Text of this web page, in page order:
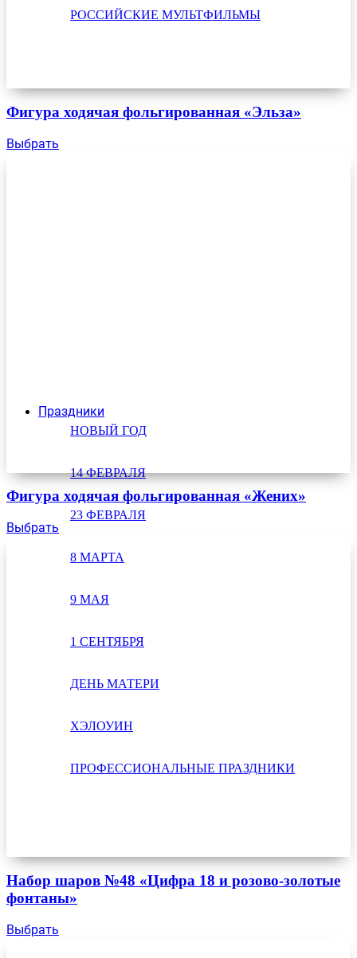
РОССИЙСКИЕ МУЛЬТФИЛЬМЫ
Праздники
НОВЫЙ ГОД
14 ФЕВРАЛЯ
23 ФЕВРАЛЯ
8 МАРТА
9 МАЯ
1 СЕНТЯБРЯ
ДЕНЬ МАТЕРИ
ХЭЛОУИН
ПРОФЕССИОНАЛЬНЫЕ ПРАЗДНИКИ
Фигура ходячая фольгированная «Эльза»
Выбрать
Фигура ходячая фольгированная «Жених»
Выбрать
Набор шаров №48 «Цифра 18 и розово-золотые
фонтаны»
Выбрать